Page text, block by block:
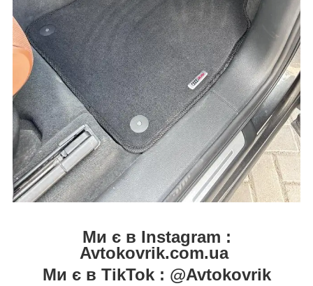
Ми є в Instagram :
Avtokovrik.com.ua
Ми є в TikTok : @Avtokovrik